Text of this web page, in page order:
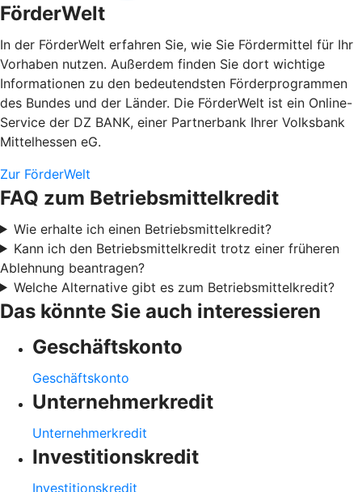
FörderWelt
In der FörderWelt erfahren Sie, wie Sie Fördermittel für Ihr
Vorhaben nutzen. Außerdem finden Sie dort wichtige
Informationen zu den bedeutendsten Förderprogrammen
des Bundes und der Länder. Die FörderWelt ist ein Online-
Service der DZ BANK, einer Partnerbank Ihrer Volksbank
Mittelhessen eG.
Zur FörderWelt
FAQ zum Betriebsmittelkredit
Wie erhalte ich einen Betriebsmittelkredit?
Kann ich den Betriebsmittelkredit trotz einer früheren
Ablehnung beantragen?
Welche Alternative gibt es zum Betriebsmittelkredit?
Das könnte Sie auch interessieren
Geschäftskonto
Geschäftskonto
Unternehmerkredit
Unternehmerkredit
Investitionskredit
Investitionskredit